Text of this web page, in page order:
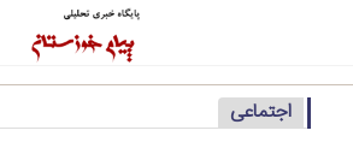
اجتماعی